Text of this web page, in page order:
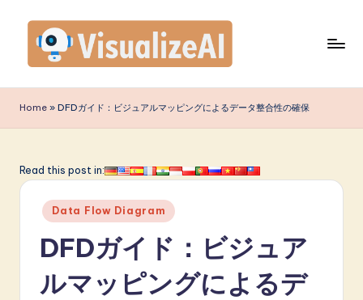
content
is
u
li
Home » DFDガイド：ビジュアルマッピングによるデータ整合性の確保
Read this post in:
Posted
in
Data Flow Diagram
DFDガイド：ビジュア
ルマッピングによるデ